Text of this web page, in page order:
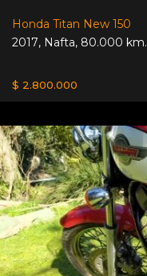
Honda Titan New 150
2017, Nafta, 80.000 km.
$ 2.800.000